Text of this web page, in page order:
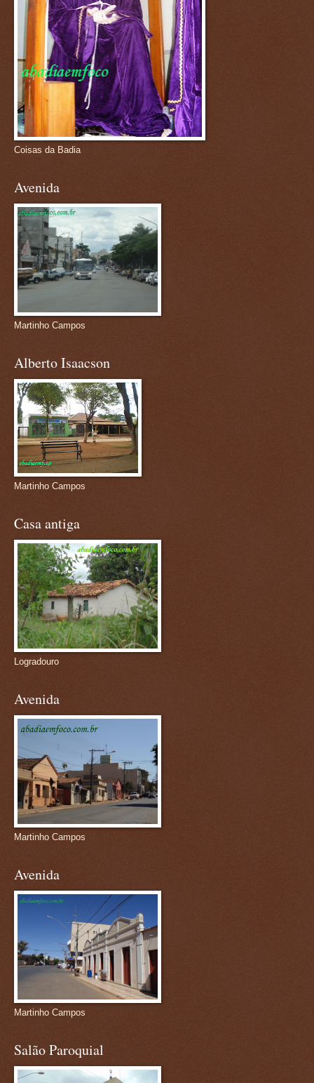
Coisas da Badia
Avenida
Martinho Campos
Alberto Isaacson
Martinho Campos
Casa antiga
Logradouro
Avenida
Martinho Campos
Avenida
Martinho Campos
Salão Paroquial